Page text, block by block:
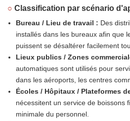
○ Classification par scénario
Bureau / Lieu de travail : Des
installés dans les bureaux afin que
puissent se désaltérer facilement
Lieux publics / Zones
automatiques sont utilisés pour
dans les aéroports, les centres
Écoles / Hôpitaux / Plateformes
nécessitent un service de boissons
minimale du personnel.